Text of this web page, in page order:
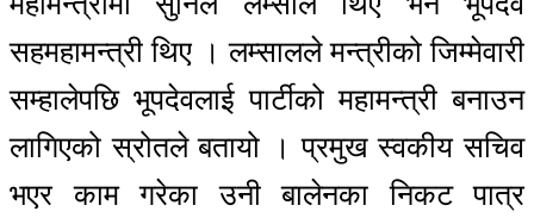
सहमहामन्त्री थिए । लम्सालले मन्त्रीको जिम्मेवारी
सम्हालेपछि भूपदेवलाई पार्टीको महामन्त्री बनाउन
लागिएको स्रोतले बतायो । प्रमुख स्वकीय सचिव
भएर काम गरेका उनी बालेनका निकट पात्र